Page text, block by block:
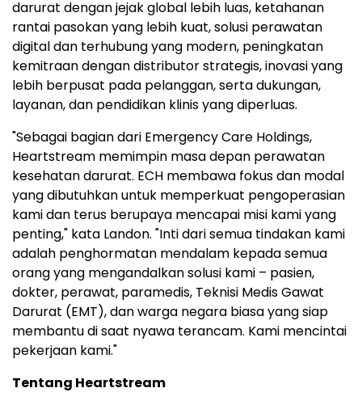
darurat dengan jejak global lebih luas, ketahanan
rantai pasokan yang lebih kuat, solusi perawatan
digital dan terhubung yang modern, peningkatan
kemitraan dengan distributor strategis, inovasi yang
lebih berpusat pada pelanggan, serta dukungan,
layanan, dan pendidikan klinis yang diperluas.
"Sebagai bagian dari Emergency Care Holdings,
Heartstream memimpin masa depan perawatan
kesehatan darurat. ECH membawa fokus dan modal
yang dibutuhkan untuk memperkuat pengoperasian
kami dan terus berupaya mencapai misi kami yang
penting," kata Landon. "Inti dari semua tindakan kami
adalah penghormatan mendalam kepada semua
orang yang mengandalkan solusi kami – pasien,
dokter, perawat, paramedis, Teknisi Medis Gawat
Darurat (EMT), dan warga negara biasa yang siap
membantu di saat nyawa terancam. Kami mencintai
pekerjaan kami."
Tentang Heartstream